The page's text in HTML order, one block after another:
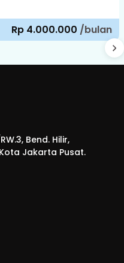
Rp 4.000.000 /bulan
Bend. Hilir,
Jakarta Pusat.